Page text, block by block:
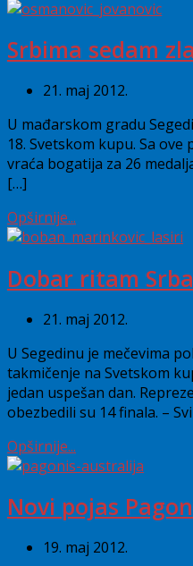
Srbima sedam
21. maj 2012.
U mađarskom gradu
18. Svetskom kupu. Sa
vraća bogatija za 26
[…]
Opširnije...
Dobar ritam Srba
21. maj 2012.
U Segedinu je mečevima
takmičenje na Svetskom
jedan uspešan dan.
obezbedili su 14 finala. –
Opširnije...
Novi pojas
19. maj 2012.